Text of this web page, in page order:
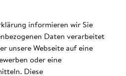
informieren wir Sie
Daten verarbeitet
unsere Webseite auf eine
oder eine
Diese